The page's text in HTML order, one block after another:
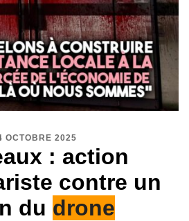
OCTOBRE 2025
: action
contre un
du drone